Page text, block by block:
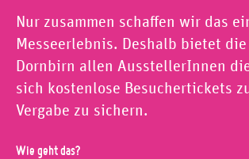
Nur zusammen schaffen wir das
Messeerlebnis. Deshalb bietet die
Dornbirn allen AusstellerInnen
sich kostenlose Besuchertickets
Vergabe zu sichern.
Wie geht das?